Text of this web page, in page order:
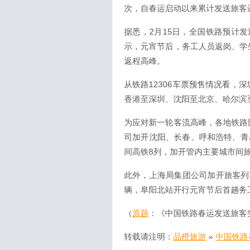
次，自春运启动以来累计发送旅客
据悉，2月15日，全国铁路预计
示，元宵节后，务工人员返岗、
返程高峰。
从铁路12306车票预售情况看，
香港至深圳、沈阳至北京、哈尔滨
为应对新一轮客流高峰，各地铁
司加开沈阳、长春、呼和浩特、
间高铁8列，加开管内主要城市间
此外，上海局集团公司加开旅客
辆，阜阳北站开行元宵节后首趟务
（ 原题 ：《中国铁路春运发送旅客
转载请注明： 品橙旅游 » 中国铁